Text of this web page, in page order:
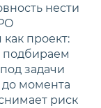
нести
проект:
подбираем
задачи
момента
риск